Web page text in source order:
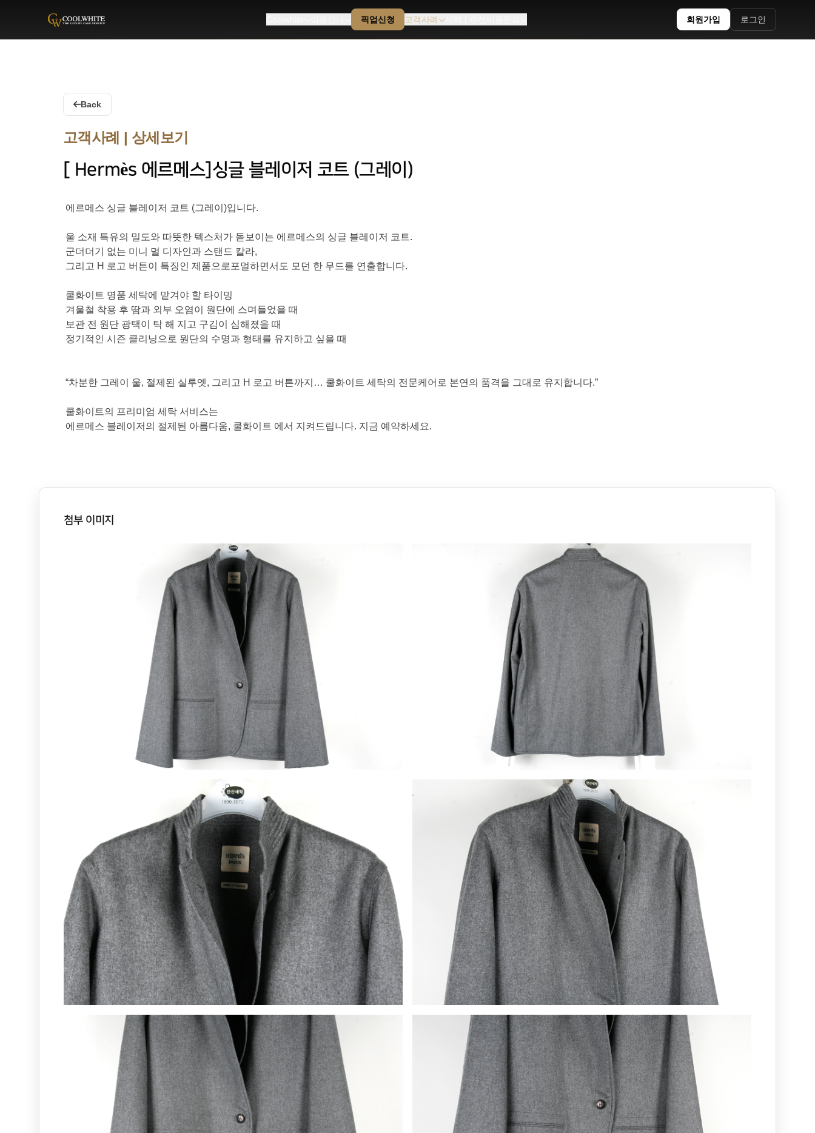
Coolwhite
픽업신청 고객사례 회원가입 로그인
Back
고객사례 | 상세보기
[ Hermès 에르메스]싱글 블레이저 코트 (그레이)
에르메스 싱글 블레이저 코트 (그레이)입니다.
울 소재 특유의 밀도와 따뜻한 텍스처가 돋보이는 에르메스의 싱글 블레이저 코트.
군더더기 없는 미니 멀 디자인과 스탠드 칼라,
그리고 H 로고 버튼이 특징인 제품으로포멀하면서도 모던 한 무드를 연출합니다.
쿨화이트 명품 세탁에 맡겨야 할 타이밍
겨울철 착용 후 땀과 외부 오염이 원단에 스며들었을 때
보관 전 원단 광택이 탁 해 지고 구김이 심해졌을 때
정기적인 시즌 클리닝으로 원단의 수명과 형태를 유지하고 싶을 때
“차분한 그레이 울, 절제된 실루엣, 그리고 H 로고 버튼까지… 쿨화이트 세탁의 전문케어로 본연의 품격을 그대로 유지합니다.”
쿨화이트의 프리미엄 세탁 서비스는
에르메스 블레이저의 절제된 아름다움, 쿨화이트 에서 지켜드립니다. 지금 예약하세요.
첨부 이미지